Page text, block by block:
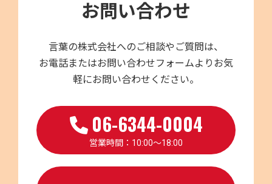
お問い合わせ
言葉の株式会社へのご相談やご質問は、
お電話またはお問い合わせフォームよりお気
軽にお問い合わせください。
06-6344-0004
営業時間：10:00～18:00